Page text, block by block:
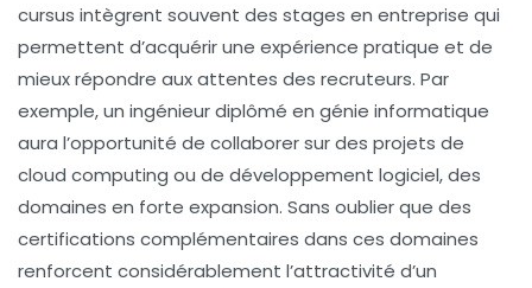
cursus intègrent souvent des stages en entreprise qui
permettent d’acquérir une expérience pratique et de
mieux répondre aux attentes des recruteurs. Par
exemple, un ingénieur diplômé en génie informatique
aura l’opportunité de collaborer sur des projets de
cloud computing ou de développement logiciel, des
domaines en forte expansion. Sans oublier que des
certifications complémentaires dans ces domaines
renforcent considérablement l’attractivité d’un